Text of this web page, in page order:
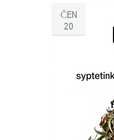
ČEN
20